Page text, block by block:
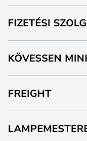
FIZETÉSI
KÖVESSEN
FREIGHT